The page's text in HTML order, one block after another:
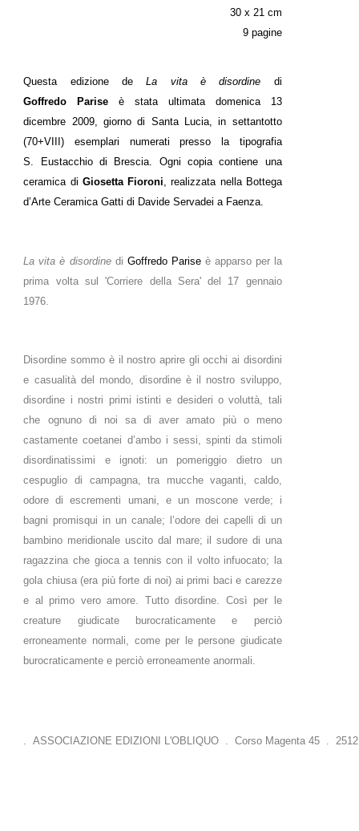
30 x 21 cm
9 pagine
Questa edizione deLa vita è disordine di
Goffredo Parise è stata ultimata domenica 13
dicembre 2009, giorno di Santa Lucia, in settantotto
(70+VIII) esemplari numerati presso la tipografia
S. Eustacchio di Brescia. Ogni copia contiene una
ceramica di Giosetta Fioroni , realizzata nella Bottega
d’Arte Ceramica Gatti di Davide Servadei a Faenza.
La vita è disordinedi Goffredo Pariseè apparso per la
prima volta sul 'Corriere della Sera' del 17 gennaio
1976.
Disordine sommo è il nostro aprire gli occhi ai disordini
e casualità del mondo, disordine è il nostro sviluppo,
disordine i nostri primi istinti e desideri o voluttà, tali
che ognuno di noi sa di aver amato più o meno
castamente coetanei d’ambo i sessi, spinti da stimoli
disordinatissimi e ignoti: un pomeriggio dietro un
cespuglio di campagna, tra mucche vaganti, caldo,
odore di escrementi umani, e un moscone verde; i
bagni promisqui in un canale; l’odore dei capelli di un
bambino meridionale uscito dal mare; il sudore di una
ragazzina che gioca a tennis con il volto infuocato; la
gola chiusa (era più forte di noi) ai primi baci e carezze
e al primo vero amore. Tutto disordine. Così per le
creature giudicate burocraticamente e perciò
erroneamente normali, come per le persone giudicate
burocraticamente e perciò erroneamente anormali.
. ASSOCIAZIONE EDIZIONI L'OBLIQUO . Corso Magenta 45 .